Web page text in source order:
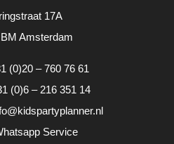
17A
Amsterdam
(0)20 – 760 76 61
(0)6 – 216 351 14
Service